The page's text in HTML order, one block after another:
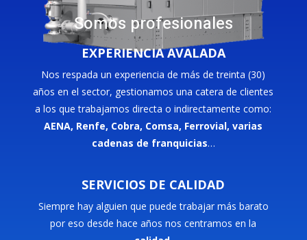
Somos profesionales
EXPERIENCIA AVALADA
Nos respada un experiencia de más de treinta (30)
años en el sector, gestionamos una catera de clientes
a los que trabajamos directa o indirectamente como:
AENA, Renfe, Cobra, Comsa, Ferrovial, varias
cadenas de franquicias…
SERVICIOS DE CALIDAD
Siempre hay alguien que puede trabajar más barato
por eso desde hace años nos centramos en la